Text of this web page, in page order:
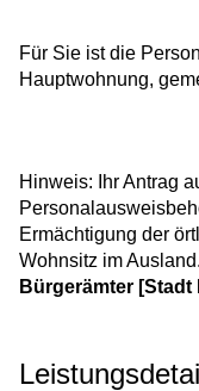
Für Sie ist die
Hauptwohnung,
Hinweis: Ihr Antrag
Ermächtigung der
Wohnsitz im Ausland.
Bürgerämter [Stadt